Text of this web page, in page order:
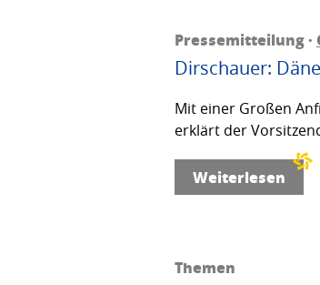
Pressemitteilung ·
Dirschauer:
Mit einer Großen
erklärt der
Weiterlesen
Themen